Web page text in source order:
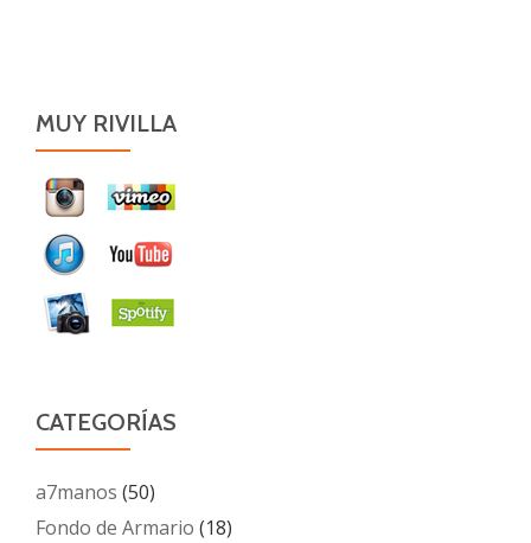
MUY RIVILLA
CATEGORÍAS
a7manos (50)
Fondo de Armario (18)